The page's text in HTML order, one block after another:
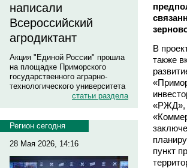
написали
Всероссийский
агродиктант
Акция "Единой России" прошла
на площадке Приморского
государственного аграрно-
технологического университета
статьи раздела
Регион сегодня
28 Мая 2026, 14:16
В
также
«РЖД»,
пункт